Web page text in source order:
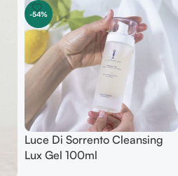
-54%
Luce Di Sorrento Cleansing
Lux Gel 100ml